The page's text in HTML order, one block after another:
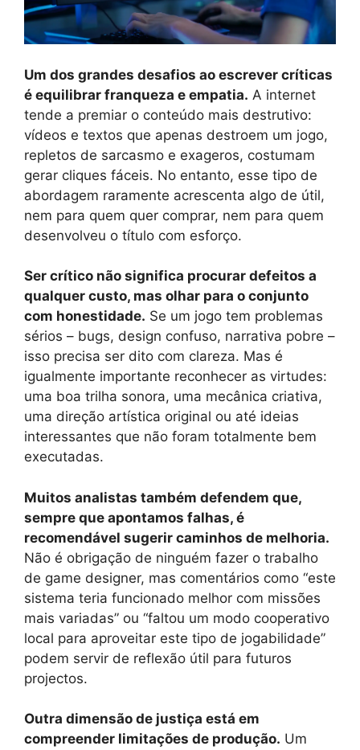
Um dos grandes desafios ao escrever críticas
é equilibrar franqueza e empatia. A internet
tende a premiar o conteúdo mais destrutivo:
vídeos e textos que apenas destroem um jogo,
repletos de sarcasmo e exageros, costumam
gerar cliques fáceis. No entanto, esse tipo de
abordagem raramente acrescenta algo de útil,
nem para quem quer comprar, nem para quem
desenvolveu o título com esforço.
Ser crítico não significa procurar defeitos a
qualquer custo, mas olhar para o conjunto
com honestidade. Se um jogo tem problemas
sérios – bugs, design confuso, narrativa pobre –
isso precisa ser dito com clareza. Mas é
igualmente importante reconhecer as virtudes:
uma boa trilha sonora, uma mecânica criativa,
uma direção artística original ou até ideias
interessantes que não foram totalmente bem
executadas.
Muitos analistas também defendem que,
sempre que apontamos falhas, é
recomendável sugerir caminhos de melhoria.
Não é obrigação de ninguém fazer o trabalho
de game designer, mas comentários como “este
sistema teria funcionado melhor com missões
mais variadas” ou “faltou um modo cooperativo
local para aproveitar este tipo de jogabilidade”
podem servir de reflexão útil para futuros
projectos.
Outra dimensão de justiça está em
compreender limitações de produção. Um